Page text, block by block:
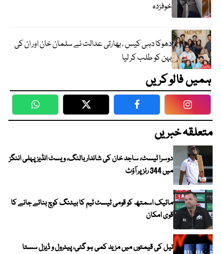
خوفزدہ
دھوکا دہی کیس ، بھارتی عدالت نے سلمان خان اور ان کی
بہن کو طلب کر لیا
ہمیں فالو کریں
WhatsApp Twitter Facebook
متعلقہ خبریں
دوسرا ٹیسٹ، ساجد خان کی شاندار بالنگ، ویسٹ انڈیز پہلی اننگز
میں 344 رنز پر آؤٹ
مائیک اسمتھ کو قومی ٹیسٹ ٹیم کا بیٹنگ کوچ بنائے جانے کا
قوی امکان
تیل کی قیمتوں میں مزید کمی ہو گئی، پیٹرول و ڈیزل سستا